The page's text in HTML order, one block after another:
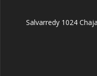
Salvarredy 1024